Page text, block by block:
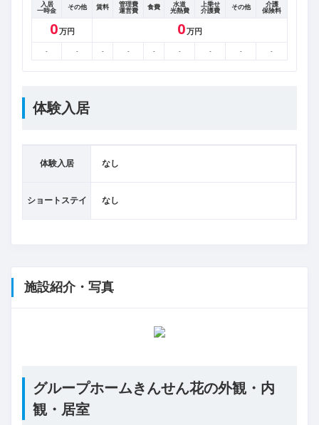
入居
一時金
その他 賃料
管理費
運営費
食費
水道
光熱費
上乗せ
介護費
その他
介護
保険料
0 万円 0万円
- - - - - - - - -
体験入居
体験入居 なし
ショートステイ なし
施設紹介・写真
グループホームきんせん花の外観・内
観・居室